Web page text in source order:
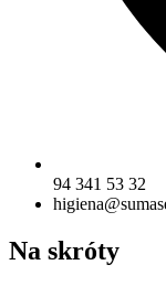
94 341 53 32
Na skróty